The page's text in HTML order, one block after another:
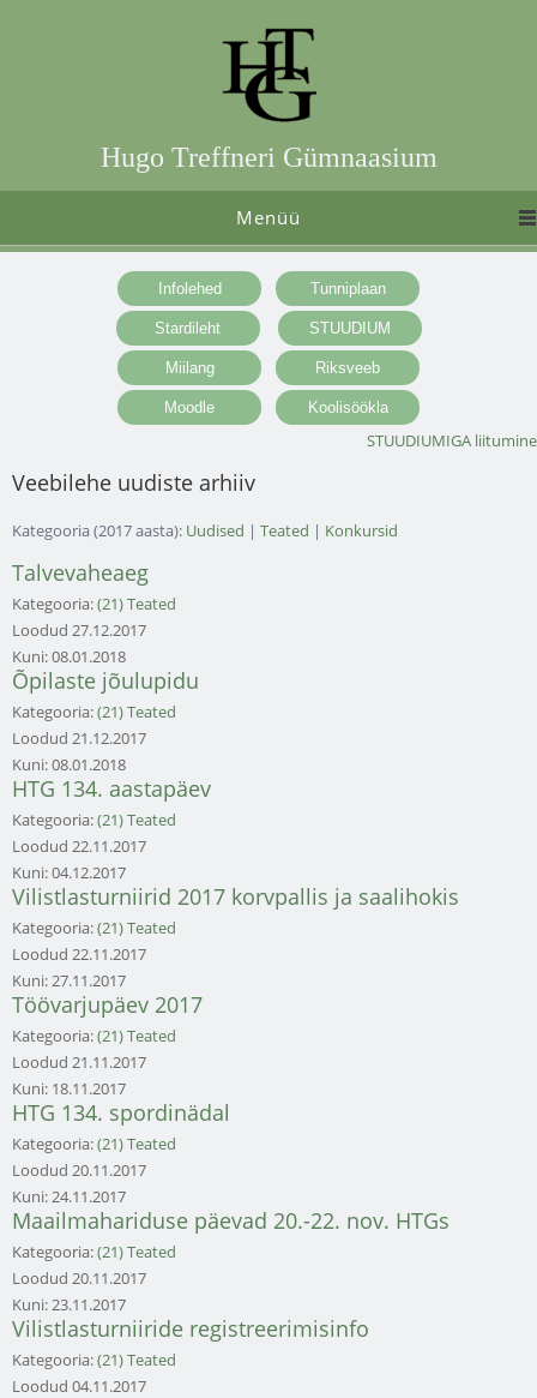
Hugo Treffneri Gümnaasium
Menüü
STUUDIUMIGA liitumine
Veebilehe uudiste arhiiv
Kategooria (2017 aasta): Uudised | Teated | Konkursid
Talvevaheaeg
Kategooria:(21) Teated
Loodud 27.12.2017
Kuni:08.01.2018
Õpilaste jõulupidu
Kategooria:(21) Teated
Loodud 21.12.2017
Kuni:08.01.2018
HTG 134. aastapäev
Kategooria:(21) Teated
Loodud 22.11.2017
Kuni:04.12.2017
Vilistlasturniirid 2017 korvpallis ja saalihokis
Kategooria:(21) Teated
Loodud 22.11.2017
Kuni:27.11.2017
Töövarjupäev 2017
Kategooria:(21) Teated
Loodud 21.11.2017
Kuni: 18.11.2017
HTG 134. spordinädal
Kategooria:(21) Teated
Loodud 20.11.2017
Kuni:24.11.2017
Maailmahariduse päevad 20.-22. nov. HTGs
Kategooria:(21) Teated
Loodud 20.11.2017
Kuni:23.11.2017
Vilistlasturniiride registreerimisinfo
Kategooria:(21) Teated
Loodud 04.11.2017